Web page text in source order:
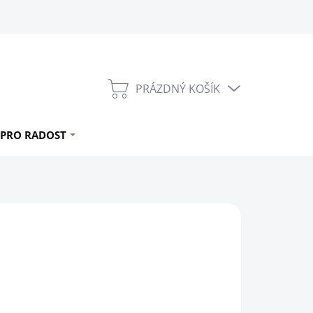
NÁKUPNÍ
PRÁZDNÝ KOŠÍK
PRO RADOST